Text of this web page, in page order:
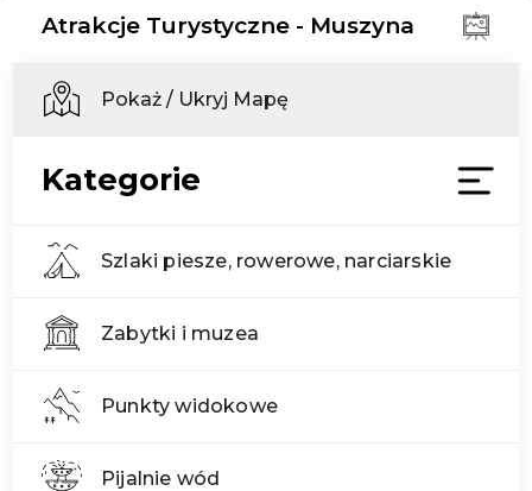
Atrakcje Turystyczne - Muszyna
Pokaż / Ukryj Mapę
Kategorie
Szlaki piesze, rowerowe, narciarskie
Zabytki i muzea
Punkty widokowe
Pijalnie wód